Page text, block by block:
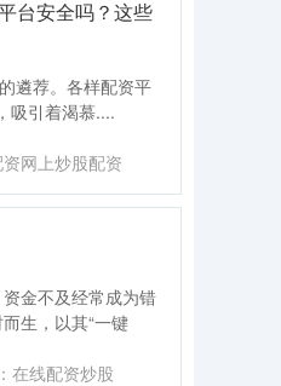
台安全吗？这些
遴荐。各样配资平
吸引着渴慕....
网上炒股配资
金不及经常成为错
生，以其“一键
在线配资炒股